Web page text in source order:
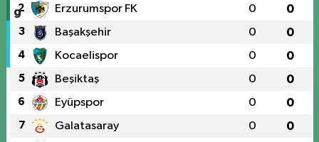
2 Erzurumspor FK 0 0
3 Başakşehir 0 0
4 Kocaelispor 0 0
5 Beşiktaş 0 0
6 Eyüpspor 0 0
7 Galatasaray 0 0